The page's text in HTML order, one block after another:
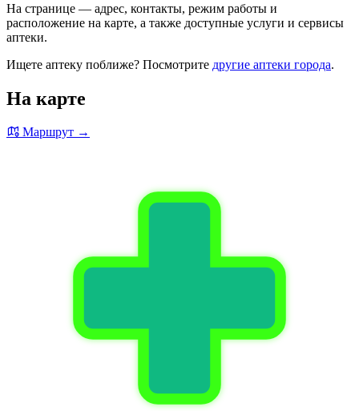
На странице — адрес, контакты, режим работы и
расположение на карте, а также доступные услуги и сервисы
аптеки.
Ищете аптеку поближе? Посмотрите другие аптеки города.
На карте
Маршрут →